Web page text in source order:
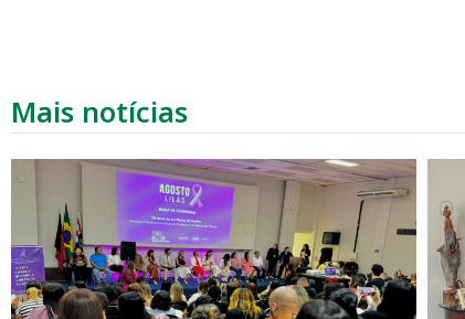
Mais notícias